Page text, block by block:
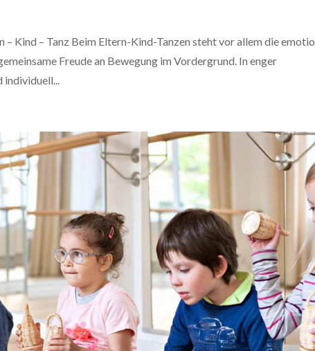
– Kind – Tanz Beim Eltern-Kind-Tanzen steht vor allem die
Freude an Bewegung im Vordergrund. In enger